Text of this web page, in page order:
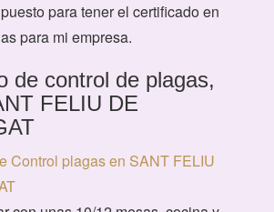
para tener el certificado en
para mi empresa.
de control de plagas,
FELIU DE
Control plagas en SANT FELIU